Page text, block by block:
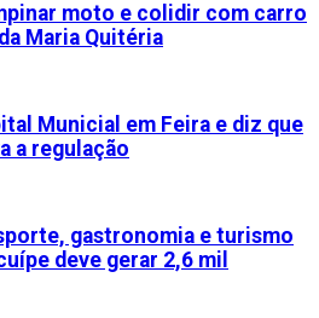
moto e colidir com carro
Maria Quitéria
Municial em Feira e diz que
a regulação
gastronomia e turismo
deve gerar 2,6 mil